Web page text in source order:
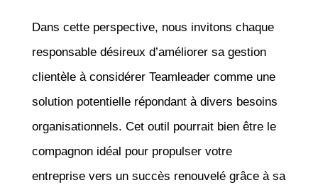
Dans cette perspective, nous invitons chaque
responsable désireux d’améliorer sa gestion
clientèle à considérer Teamleader comme une
solution potentielle répondant à divers besoins
organisationnels. Cet outil pourrait bien être le
compagnon idéal pour propulser votre
entreprise vers un succès renouvelé grâce à sa